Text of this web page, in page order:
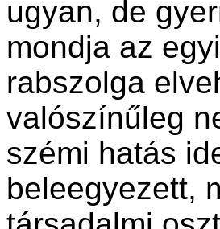
ugyan, de
mondja az
rabszolga
valószínűleg
szémi hatás
beleegyezett,